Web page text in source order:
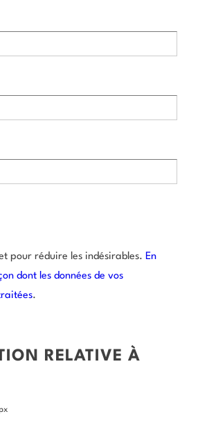
pour réduire les indésirables. En
dont les données de vos
.
RELATIVE À